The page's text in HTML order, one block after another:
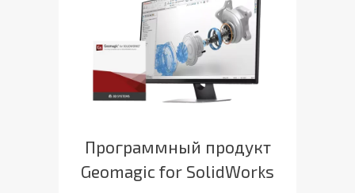
Программный продукт
Geomagic for SolidWorks